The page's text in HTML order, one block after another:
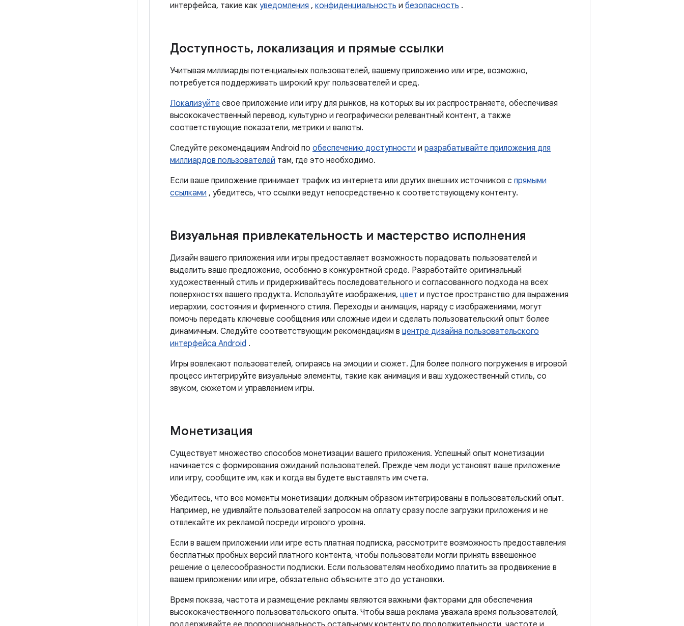
интерфейса, такие как уведомления , конфиденциальность и безопасность .
Доступность, локализация и прямые ссылки
Учитывая миллиарды потенциальных пользователей, вашему приложению или игре, возможно,
потребуется поддерживать широкий круг пользователей и сред.
Локализуйте свое приложение или игру для рынков, на которых вы их распространяете, обеспечивая
высококачественный перевод, культурно и географически релевантный контент, а также
соответствующие показатели, метрики и валюты.
Следуйте рекомендациям Android по обеспечению доступности и разрабатывайте приложения для
миллиардов пользователей там, где это необходимо.
Если ваше приложение принимает трафик из интернета или других внешних источников с прямыми
ссылками , убедитесь, что ссылки ведут непосредственно к соответствующему контенту.
Визуальная привлекательность и мастерство исполнения
Дизайн вашего приложения или игры предоставляет возможность порадовать пользователей и
выделить ваше предложение, особенно в конкурентной среде. Разработайте оригинальный
художественный стиль и придерживайтесь последовательного и согласованного подхода на всех
поверхностях вашего продукта. Используйте изображения, цвет и пустое пространство для выражения
иерархии, состояния и фирменного стиля. Переходы и анимация, наряду с изображениями, могут
помочь передать ключевые сообщения или сложные идеи и сделать пользовательский опыт более
динамичным. Следуйте соответствующим рекомендациям в центре дизайна пользовательского
интерфейса Android .
Игры вовлекают пользователей, опираясь на эмоции и сюжет. Для более полного погружения в игровой
процесс интегрируйте визуальные элементы, такие как анимация и ваш художественный стиль, со
звуком, сюжетом и управлением игры.
Монетизация
Существует множество способов монетизации вашего приложения. Успешный опыт монетизации
начинается с формирования ожиданий пользователей. Прежде чем люди установят ваше приложение
или игру, сообщите им, как и когда вы будете выставлять им счета.
Убедитесь, что все моменты монетизации должным образом интегрированы в пользовательский опыт.
Например, не удивляйте пользователей запросом на оплату сразу после загрузки приложения и не
отвлекайте их рекламой посреди игрового уровня.
Если в вашем приложении или игре есть платная подписка, рассмотрите возможность предоставления
бесплатных пробных версий платного контента, чтобы пользователи могли принять взвешенное
решение о целесообразности подписки. Если пользователям необходимо платить за продвижение в
вашем приложении или игре, обязательно объясните это до установки.
Время показа, частота и размещение рекламы являются важными факторами для обеспечения
высококачественного пользовательского опыта. Чтобы ваша реклама уважала время пользователей,